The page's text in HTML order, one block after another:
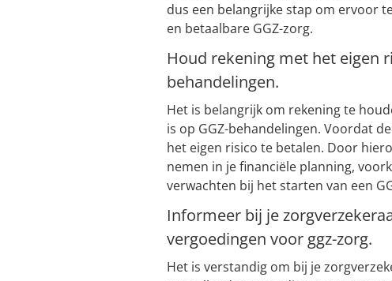
dus een belangrijke stap om ervoor
en betaalbare GGZ-zorg.
Houd rekening met het eigen
behandelingen.
Het is belangrijk om rekening te
is op GGZ-behandelingen. Voordat
het eigen risico te betalen. Door
nemen in je financiële planning,
verwachten bij het starten van een
Informeer bij je
vergoedingen voor ggz-zorg.
Het is verstandig om bij je